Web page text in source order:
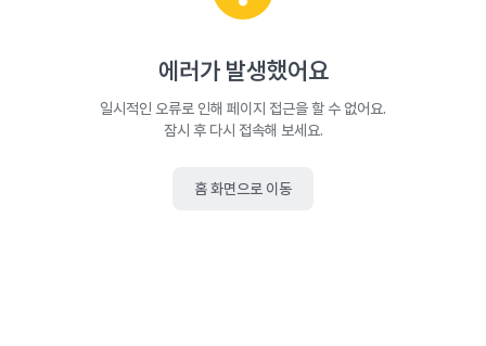
에러가 발생했어요
일시적인 오류로 인해 페이지 접근을 할 수 없어요.
잠시 후 다시 접속해 보세요.
홈 화면으로 이동